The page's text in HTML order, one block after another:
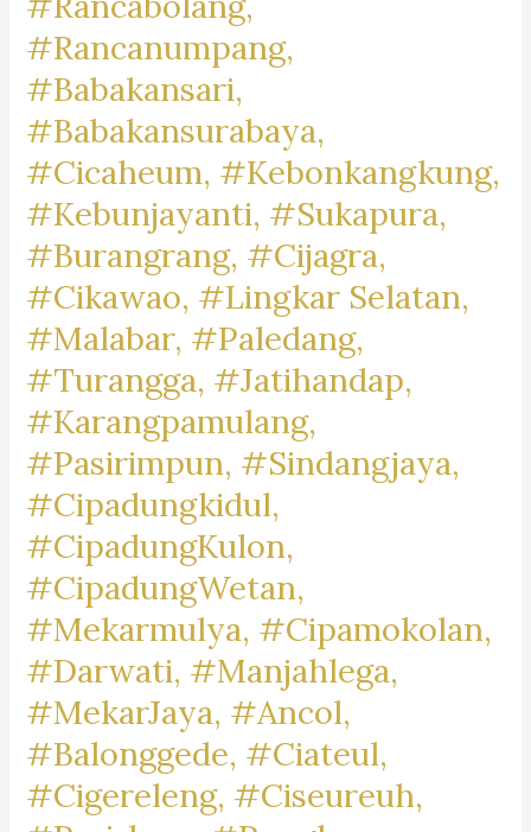
#Rancanumpang,
#Babakansari,
#Babakansurabaya,
#Cicaheum, #Kebonkangkung,
#Kebunjayanti, #Sukapura,
#Burangrang, #Cijagra,
#Cikawao, #Lingkar Selatan,
#Malabar, #Paledang,
#Turangga, #Jatihandap,
#Karangpamulang,
#Pasirimpun, #Sindangjaya,
#Cipadungkidul,
#CipadungKulon,
#CipadungWetan,
#Mekarmulya, #Cipamokolan,
#Darwati, #Manjahlega,
#MekarJaya, #Ancol,
#Balonggede, #Ciateul,
#Cigereleng, #Ciseureuh,